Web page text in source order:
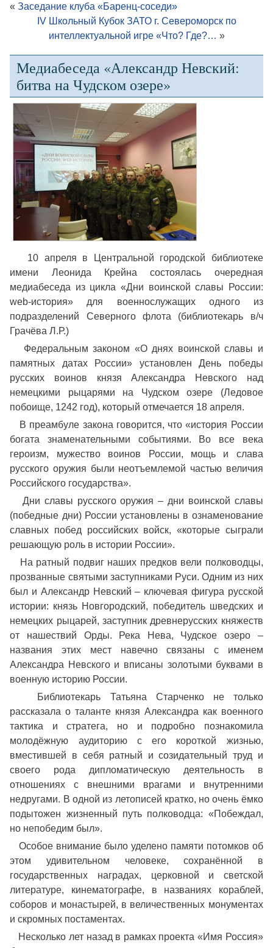
«Заседание клуба «Баренц-соседи»
IV Школьный Кубок ЗАТО г. Североморск по
интеллектуальной игре «Что? Где?… »
Медиабеседа «Александр Невский:
битва на Чудском озере»
10 апреля в Центральной городской библиотеке
имени Леонида Крейна состоялась очередная
медиабеседа из цикла «Дни воинской славы России:
web-история» для военнослужащих одного из
подразделений Северного флота (библиотекарь в/ч
Грачёва Л.Р.)
Федеральным законом «О днях воинской славы и
памятных датах России» установлен День победы
русских воинов князя Александра Невского над
немецкими рыцарями на Чудском озере (Ледовое
побоище, 1242 год), который отмечается 18 апреля.
В преамбуле закона говорится, что «история России
богата знаменательными событиями. Во все века
героизм, мужество воинов России, мощь и слава
русского оружия были неотъемлемой частью величия
Российского государства».
Дни славы русского оружия – дни воинской славы
(победные дни) России установлены в ознаменование
славных побед российских войск, «которые сыграли
решающую роль в истории России».
На ратный подвиг наших предков вели полководцы,
прозванные святыми заступниками Руси. Одним из них
был и Александр Невский – ключевая фигура русской
истории: князь Новгородский, победитель шведских и
немецких рыцарей, заступник древнерусских княжеств
от нашествий Орды. Река Нева, Чудское озеро –
названия этих мест навечно связаны с именем
Александра Невского и вписаны золотыми буквами в
военную историю России.
Библиотекарь Татьяна Старченко не только
рассказала о таланте князя Александра как военного
тактика и стратега, но и подробно познакомила
молодёжную аудиторию с его короткой жизнью,
вместившей в себя ратный и созидательный труд и
своего рода дипломатическую деятельность в
отношениях с внешними врагами и внутренними
недругами. В одной из летописей кратко, но очень ёмко
подытожен жизненный путь полководца: «Побеждал,
но непобедим был».
Особое внимание было уделено памяти потомков об
этом удивительном человеке, сохранённой в
государственных наградах, церковной и светской
литературе, кинематографе, в названиях кораблей,
соборов и монастырей, в величественных монументах
и скромных постаментах.
Несколько лет назад в рамках проекта «Имя Россия»